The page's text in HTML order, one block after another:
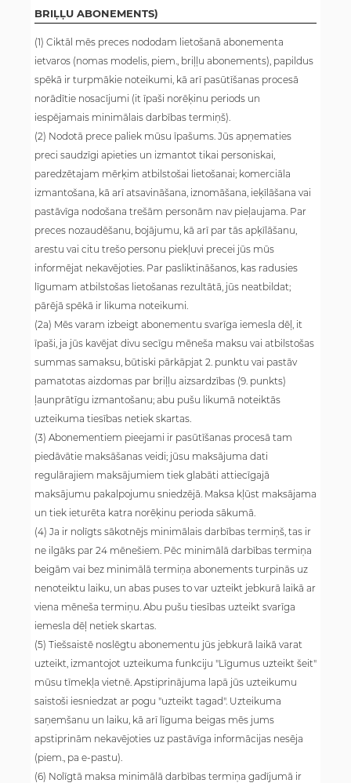
BRIĻĻU ABONEMENTS)
(1) Ciktāl mēs preces nododam lietošanā abonementa
ietvaros (nomas modelis, piem., briļļu abonements), papildus
spēkā ir turpmākie noteikumi, kā arī pasūtīšanas procesā
norādītie nosacījumi (it īpaši norēķinu periods un
iespējamais minimālais darbības termiņš).
(2) Nodotā prece paliek mūsu īpašums. Jūs apņematies
preci saudzīgi apieties un izmantot tikai personiskai,
paredzētajam mērķim atbilstošai lietošanai; komerciāla
izmantošana, kā arī atsavināšana, iznomāšana, ieķīlāšana vai
pastāvīga nodošana trešām personām nav pieļaujama. Par
preces nozaudēšanu, bojājumu, kā arī par tās apķīlāšanu,
arestu vai citu trešo personu piekļuvi precei jūs mūs
informējat nekavējoties. Par pasliktināšanos, kas radusies
līgumam atbilstošas lietošanas rezultātā, jūs neatbildat;
pārējā spēkā ir likuma noteikumi.
(2a) Mēs varam izbeigt abonementu svarīga iemesla dēļ, it
īpaši, ja jūs kavējat divu secīgu mēneša maksu vai atbilstošas
summas samaksu, būtiski pārkāpjat 2. punktu vai pastāv
pamatotas aizdomas par briļļu aizsardzības (9. punkts)
ļaunprātīgu izmantošanu; abu pušu likumā noteiktās
uzteikuma tiesības netiek skartas.
(3) Abonementiem pieejami ir pasūtīšanas procesā tam
piedāvātie maksāšanas veidi; jūsu maksājuma dati
regulārajiem maksājumiem tiek glabāti attiecīgajā
maksājumu pakalpojumu sniedzējā. Maksa kļūst maksājama
un tiek ieturēta katra norēķinu perioda sākumā.
(4) Ja ir nolīgts sākotnējs minimālais darbības termiņš, tas ir
ne ilgāks par 24 mēnešiem. Pēc minimālā darbības termiņa
beigām vai bez minimālā termiņa abonements turpinās uz
nenoteiktu laiku, un abas puses to var uzteikt jebkurā laikā ar
viena mēneša termiņu. Abu pušu tiesības uzteikt svarīga
iemesla dēļ netiek skartas.
(5) Tiešsaistē noslēgtu abonementu jūs jebkurā laikā varat
uzteikt, izmantojot uzteikuma funkciju "Līgumus uzteikt šeit"
mūsu tīmekļa vietnē. Apstiprinājuma lapā jūs uzteikumu
saistoši iesniedzat ar pogu "uzteikt tagad". Uzteikuma
saņemšanu un laiku, kā arī līguma beigas mēs jums
apstiprinām nekavējoties uz pastāvīga informācijas nesēja
(piem., pa e-pastu).
(6) Nolīgtā maksa minimālā darbības termiņa gadījumā ir